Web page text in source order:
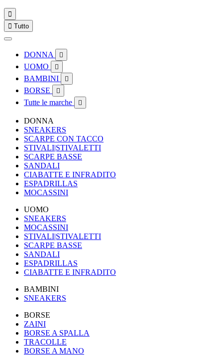

 Tutto
DONNA 
UOMO 
BAMBINI 
BORSE 
Tutte le marche 
DONNA
SNEAKERS
SCARPE CON TACCO
STIVALI|STIVALETTI
SCARPE BASSE
SANDALI
CIABATTE E INFRADITO
ESPADRILLAS
MOCASSINI
UOMO
SNEAKERS
MOCASSINI
STIVALI|STIVALETTI
SCARPE BASSE
SANDALI
ESPADRILLAS
CIABATTE E INFRADITO
BAMBINI
SNEAKERS
BORSE
ZAINI
BORSE A SPALLA
TRACOLLE
BORSE A MANO